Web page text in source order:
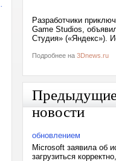
Разработчики
Game Studios,
Студия» («Яндекс»).
Подробнее на 3Dnews.ru
новости
обновлением
Microsoft заявила об
загрузиться